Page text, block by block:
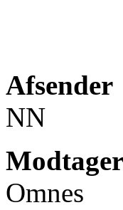
Afsender
NN
Modtager
Omnes